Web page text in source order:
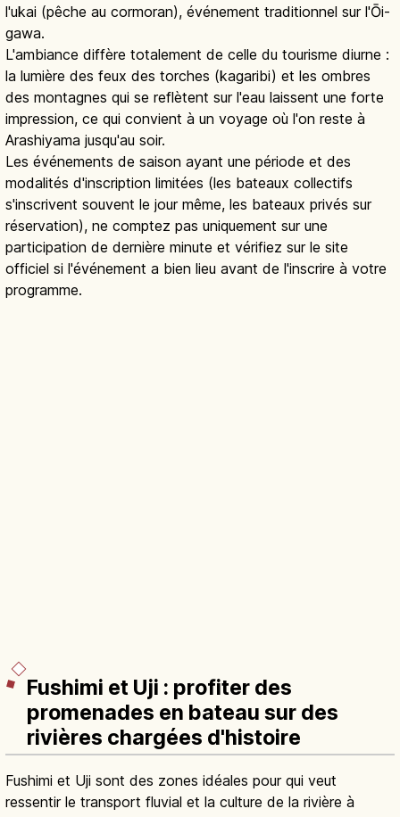
l'ukai (pêche au cormoran), événement traditionnel sur l'Ōi-
gawa.
L'ambiance diffère totalement de celle du tourisme diurne :
la lumière des feux des torches (kagaribi) et les ombres
des montagnes qui se reflètent sur l'eau laissent une forte
impression, ce qui convient à un voyage où l'on reste à
Arashiyama jusqu'au soir.
Les événements de saison ayant une période et des
modalités d'inscription limitées (les bateaux collectifs
s'inscrivent souvent le jour même, les bateaux privés sur
réservation), ne comptez pas uniquement sur une
participation de dernière minute et vérifiez sur le site
officiel si l'événement a bien lieu avant de l'inscrire à votre
programme.
Fushimi et Uji : profiter des
promenades en bateau sur des
rivières chargées d'histoire
Fushimi et Uji sont des zones idéales pour qui veut
ressentir le transport fluvial et la culture de la rivière à